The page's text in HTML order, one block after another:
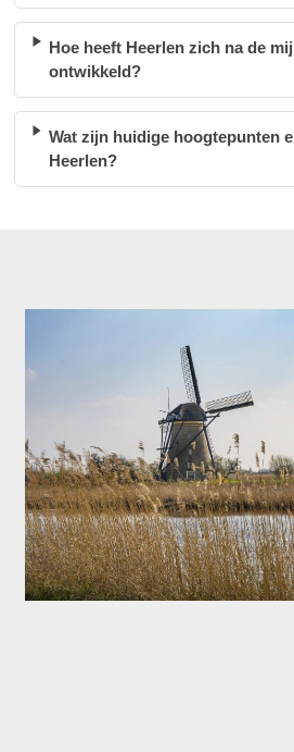
Hoe heeft Heerlen zich na de
ontwikkeld?
Wat zijn huidige hoogtepunten
Heerlen?